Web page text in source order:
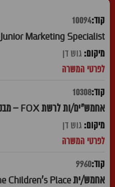
10094
Junior Marketing Specialist
גוש דן
10308
אחמש"ים/ות לרשת FOX – מבנה חולון
גוש דן
9960
אחמש/ית The Children's Place אייסמול אילת